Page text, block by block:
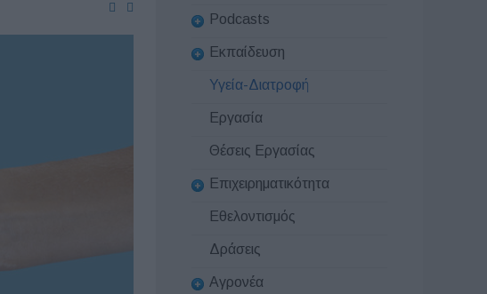
Podcasts
Εκπαίδευση
Υγεία-Διατροφή
Εργασία
Θέσεις Εργασίας
Επιχειρηματικότητα
Εθελοντισμός
Δράσεις
Αγρονέα